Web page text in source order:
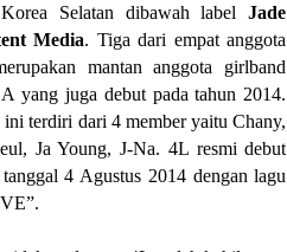
Selatan dibawah labelJade
Media. Tiga dari empat anggota
mantan anggota girlband
yang juga debut pada tahun 2014.
terdiri dari 4 member yaitu Chany,
Ja Young, J-Na. 4L resmi debut
tanggal 4 Agustus 2014 dengan lagu